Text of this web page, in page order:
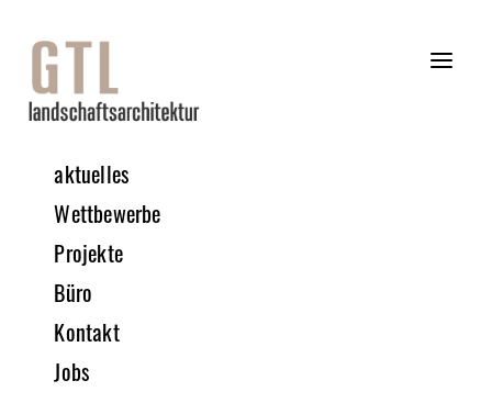
aktuelles
Wettbewerbe
Projekte
Büro
Kontakt
Jobs